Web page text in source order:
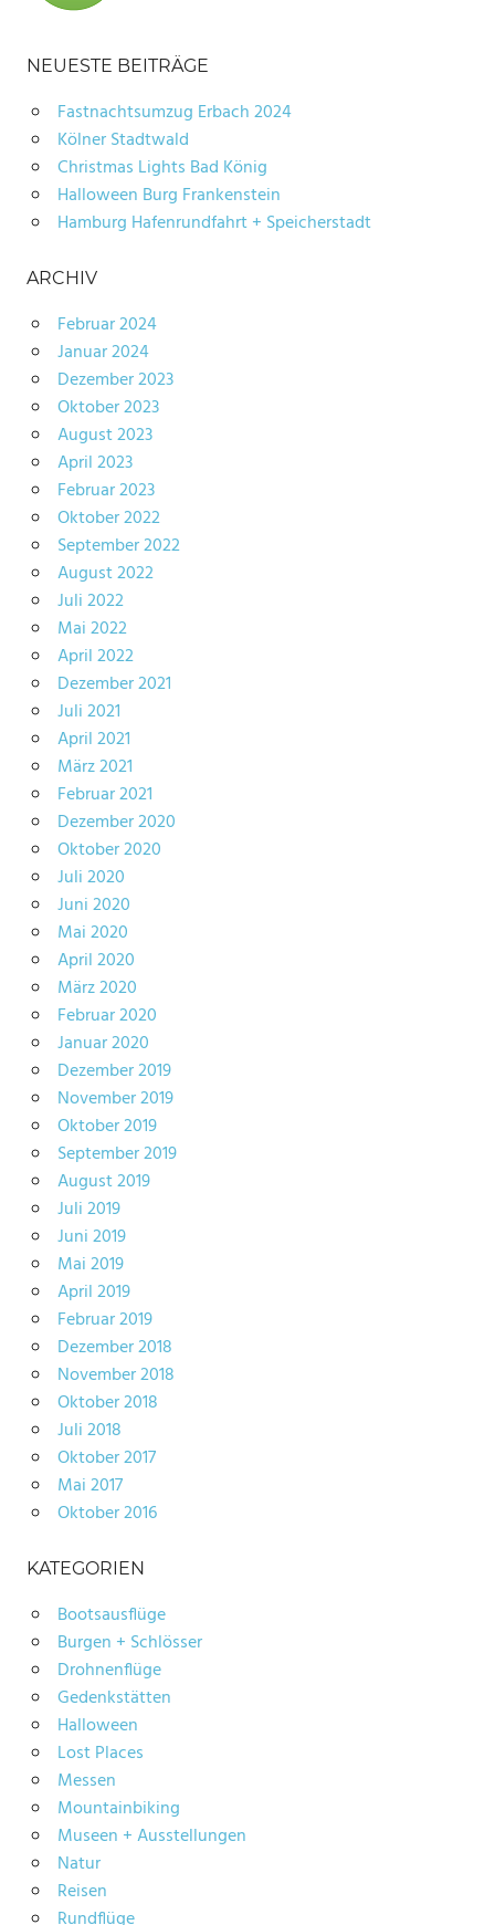
NEUESTE BEITRÄGE
Fastnachtsumzug Erbach 2024
Kölner Stadtwald
Christmas Lights Bad König
Halloween Burg Frankenstein
Hamburg Hafenrundfahrt + Speicherstadt
ARCHIV
Februar 2024
Januar 2024
Dezember 2023
Oktober 2023
August 2023
April 2023
Februar 2023
Oktober 2022
September 2022
August 2022
Juli 2022
Mai 2022
April 2022
Dezember 2021
Juli 2021
April 2021
März 2021
Februar 2021
Dezember 2020
Oktober 2020
Juli 2020
Juni 2020
Mai 2020
April 2020
März 2020
Februar 2020
Januar 2020
Dezember 2019
November 2019
Oktober 2019
September 2019
August 2019
Juli 2019
Juni 2019
Mai 2019
April 2019
Februar 2019
Dezember 2018
November 2018
Oktober 2018
Juli 2018
Oktober 2017
Mai 2017
Oktober 2016
KATEGORIEN
Bootsausflüge
Burgen + Schlösser
Drohnenflüge
Gedenkstätten
Halloween
Lost Places
Messen
Mountainbiking
Museen + Ausstellungen
Natur
Reisen
Rundflüge